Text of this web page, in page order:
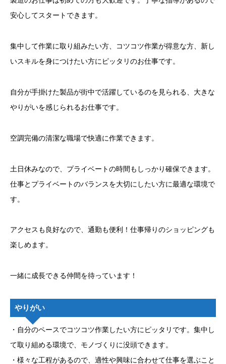
安心してスタートできます。
集中して作業に取り組みたい方、コツコツ作業が得意な方、新し
いスキルを身につけたい方にピッタリのお仕事です。
自分が手掛けた製品が街中で活躍しているのを見られる、大きな
やりがいを感じられるお仕事です。
空調完備の清潔な職場で快適に作業できます。
土日休みなので、プライベートの時間もしっかり確保できます。
仕事とプライベートのバランスを大切にしたい方に最適な環境で
す。
アクセスも良好なので、通勤も便利！仕事帰りのショッピングも
楽しめます。
一緒に成長できる仲間を待っています！
やりがい
・自分のペースでコツコツ作業したい方にピッタリです。集中し
て取り組める環境で、モノづくりに没頭できます。
・様々な工程があるので、適性や興味に合わせて仕事を選ぶこと